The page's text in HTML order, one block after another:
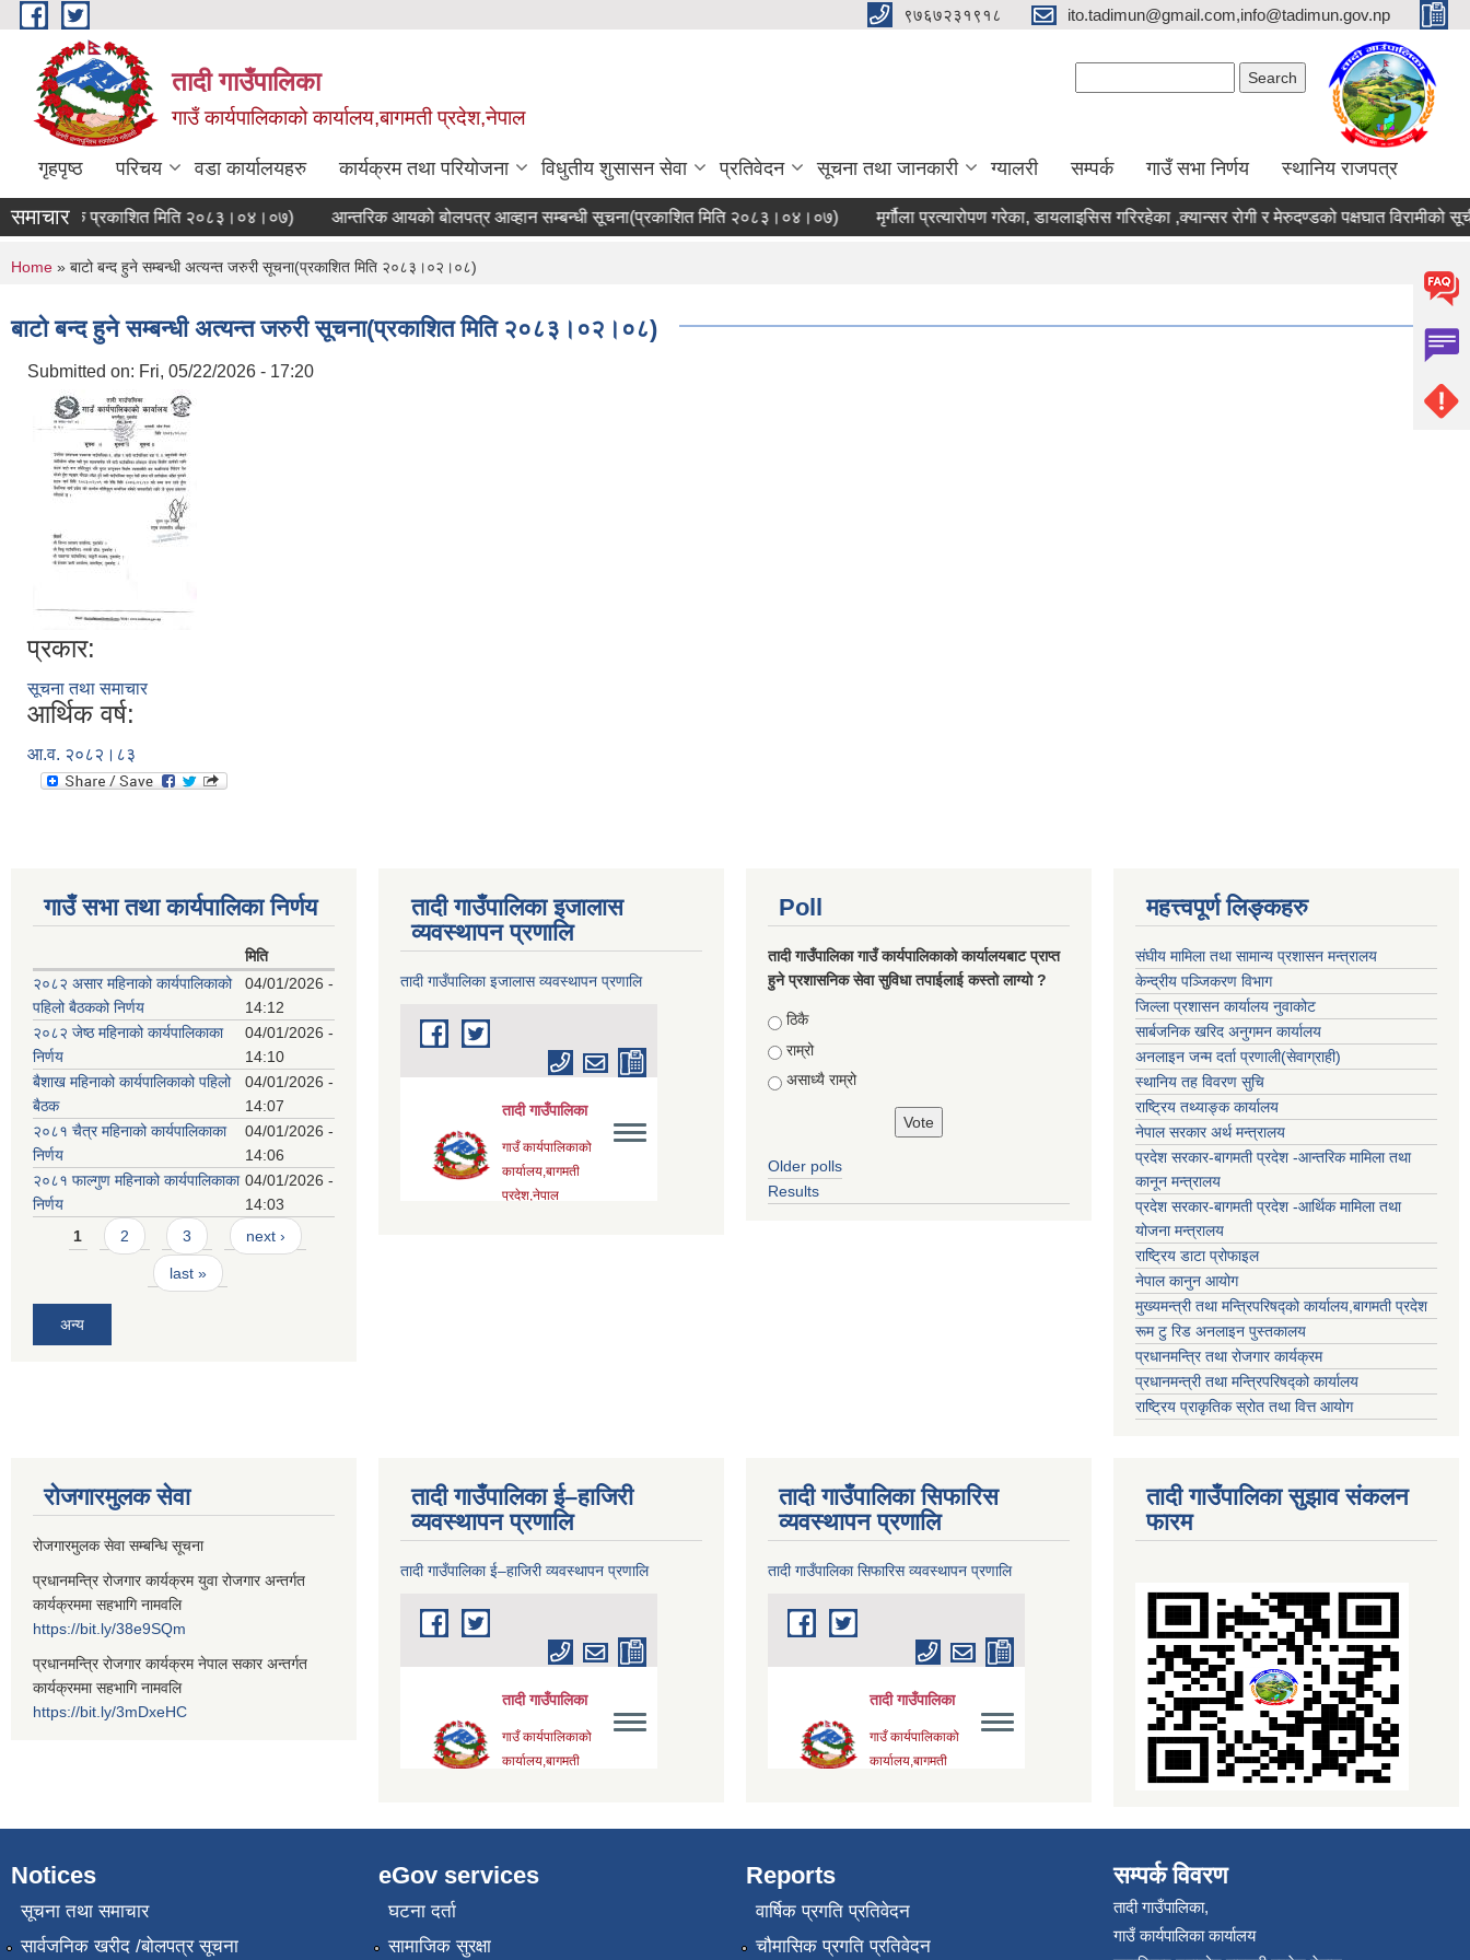
Skip to main content ९७६७२३१९१८ ito.tadimun@gmail.com,info@tadimun.gov.np
तादी गाउँपालिका
गाउँ कार्यपालिकाको कार्यालय,बागमती प्रदेश,नेपाल
गृहपृष्ठ परिचय वडा कार्यालयहरु कार्यक्रम तथा परियोजना विधुतीय शुसासन सेवा प्रतिवेदन सूचना तथा जानकारी ग्यालरी सम्पर्क गाउँ सभा निर्णय स्थानिय राजपत्र
समाचारपटक प्रकाशित मिति २०८३।०४।०७) आन्तरिक आयको बोलपत्र आव्हान सम्बन्धी सूचना(प्रकाशित मिति २०८३।०४।०७) मृर्गौला प्रत्यारोपण गरेका, डायलाइसिस गरिरहेका ,क्यान्सर रोगी र मेरुदण्डको पक्षघात विरामीको
You are here
Home » बाटो बन्द हुने सम्बन्धी अत्यन्त जरुरी सूचना(प्रकाशित मिति २०८३।०२।०८)
बाटो बन्द हुने सम्बन्धी अत्यन्त जरुरी सूचना(प्रकाशित मिति २०८३।०२।०८)
Submitted on: Fri, 05/22/2026 - 17:20
प्रकार:
सूचना तथा समाचार
आर्थिक वर्ष:
आ.व. २०८२।८३
गाउँ सभा तथा कार्यपालिका निर्णय
मिति
२०८२ असार महिनाको कार्यपालिकाको
पहिलो बैठकको निर्णय
04/01/2026 -
14:12
२०८२ जेष्ठ महिनाको कार्यपालिकाका
निर्णय
04/01/2026 -
14:10
बैशाख महिनाको कार्यपालिकाको पहिलो
बैठक
04/01/2026 -
14:07
२०८१ चैत्र महिनाको कार्यपालिकाका
निर्णय
04/01/2026 -
14:06
२०८१ फाल्गुण महिनाको कार्यपालिकाका
निर्णय
04/01/2026 -
14:03
Pages
1 2 3 next ›
last »
अन्य
तादी गाउँपालिका इजालास
व्यवस्थापन प्रणालि
तादी गाउँपालिका इजालास व्यवस्थापन प्रणालि
Poll
तादी गाउँपालिका गाउँ कार्यपालिकाको कार्यालयबाट प्राप्त
हुने प्रशासनिक सेवा सुविधा तपाईलाई कस्तो लाग्यो ?
Choices
ठिकै
राम्रो
असाध्यै राम्रो
Older polls
Results
महत्त्वपूर्ण लिङ्कहरु
संघीय मामिला तथा सामान्य प्रशासन मन्त्रालय
केन्द्रीय पञ्जिकरण विभाग
जिल्ला प्रशासन कार्यालय नुवाकोट
सार्बजनिक खरिद अनुगमन कार्यालय
अनलाइन जन्म दर्ता प्रणाली(सेवाग्राही)
स्थानिय तह विवरण सुचि
राष्ट्रिय तथ्याङ्क कार्यालय
नेपाल सरकार अर्थ मन्त्रालय
प्रदेश सरकार-बागमती प्रदेश -आन्तरिक मामिला तथा
कानून मन्त्रालय
प्रदेश सरकार-बागमती प्रदेश -आर्थिक मामिला तथा
योजना मन्त्रालय
राष्ट्रिय डाटा प्रोफाइल
नेपाल कानुन आयोग
मुख्यमन्त्री तथा मन्त्रिपरिषद्को कार्यालय,बागमती प्रदेश
रूम टु रिड अनलाइन पुस्तकालय
प्रधानमन्त्रि तथा रोजगार कार्यक्रम
प्रधानमन्त्री तथा मन्त्रिपरिषद्को कार्यालय
राष्ट्रिय प्राकृतिक स्रोत तथा वित्त आयोग
रोजगारमुलक सेवा
रोजगारमुलक सेवा सम्बन्धि सूचना
प्रधानमन्त्रि रोजगार कार्यक्रम युवा रोजगार अन्तर्गत
कार्यक्रममा सहभागि नामवलि
https://bit.ly/38e9SQm
प्रधानमन्त्रि रोजगार कार्यक्रम नेपाल सकार अन्तर्गत
कार्यक्रममा सहभागि नामवलि
https://bit.ly/3mDxeHC
तादी गाउँपालिका ई–हाजिरी
व्यवस्थापन प्रणालि
तादी गाउँपालिका ई–हाजिरी व्यवस्थापन प्रणालि
तादी गाउँपालिका सिफारिस
व्यवस्थापन प्रणालि
तादी गाउँपालिका सिफारिस व्यवस्थापन प्रणालि
तादी गाउँपालिका सुझाव संकलन
फारम
Notices
सूचना तथा समाचार
सार्वजनिक खरीद /बोलपत्र सूचना
eGov services
घटना दर्ता
सामाजिक सुरक्षा
Reports
वार्षिक प्रगति प्रतिवेदन
चौमासिक प्रगति प्रतिवेदन
सम्पर्क विवरण
तादी गाउँपालिका,
गाउँ कार्यपालिका कार्यालय